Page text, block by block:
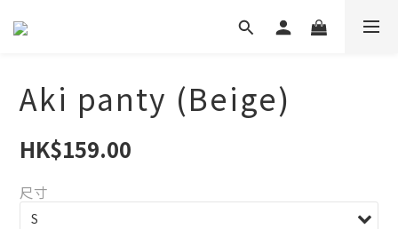
Aki panty (Beige)
HK$159.00
尺寸